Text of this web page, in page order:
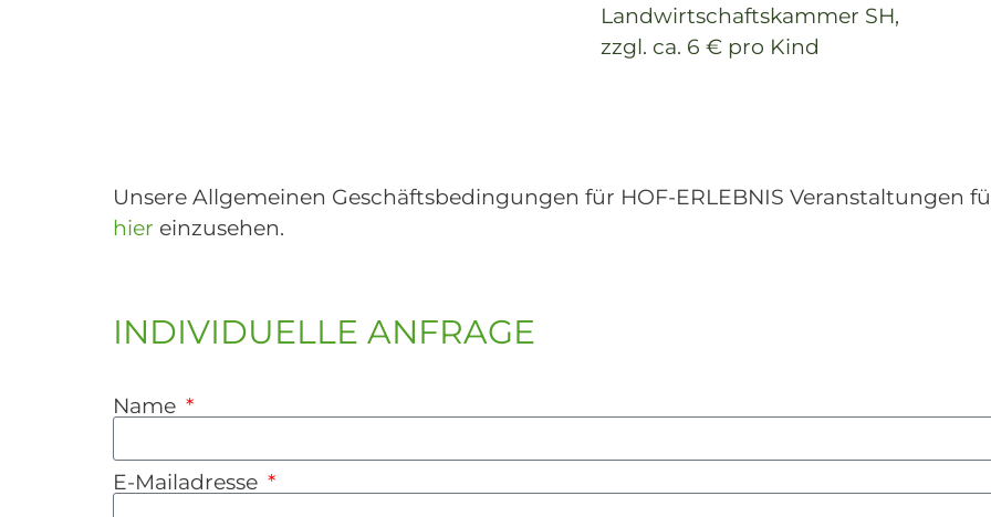
Landwirtschaftskammer SH,
zzgl. ca. 6 € pro Kind
Unsere Allgemeinen Geschäftsbedingungen für HOF-ERLEBNIS Veranstaltungen
hier einzusehen.
INDIVIDUELLE ANFRAGE
Name
E-Mailadresse